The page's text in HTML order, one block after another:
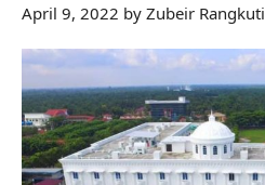
April 9, 2022 by Zubeir Rangkuti